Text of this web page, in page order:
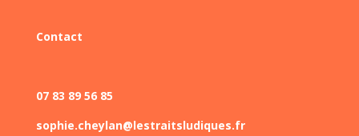
Contact
07 83 89 56 85
sophie.cheylan@lestraitsludiques.fr